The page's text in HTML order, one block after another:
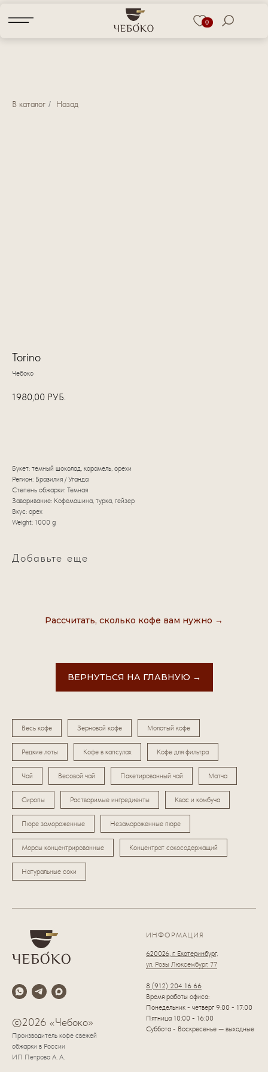
В каталог / Назад
Torino
Чебоко
1980,00 РУБ.
Букет: темный шоколад, карамель, орехи
Регион: Бразилия / Уганда
Степень обжарки: Темная
Заваривание: Кофемашина, турка, гейзер
Вкус: орех
Weight: 1000 g
Добавьте еще
Рассчитать, сколько кофе вам нужно →
ВЕРНУТЬСЯ НА ГЛАВНУЮ →
Весь кофе Зерновой кофе Молотый кофе
Редкие лоты Кофе в капсулах Кофе для фильтра
Чай Весовой чай Пакетированный чай Матча
Сиропы Растворимые ингредиенты Квас и комбуча
Пюре замороженные Незамороженные пюре
Морсы концентрированные Концентрат сокосодержащий
Натуральные соки
©2026 «Чебоко»
Производитель кофе свежей
обжарки в России
ИП Петрова А. А.
ИНФОРМАЦИЯ
620026, г. Екатеринбург,
ул. Розы Люксембург, 77
8 (912) 204 16 66
Время работы офиса:
Понедельник - четверг 9:00 - 17:00
Пятница 10:00 - 16:00
Суббота - Воскресенье — выходные